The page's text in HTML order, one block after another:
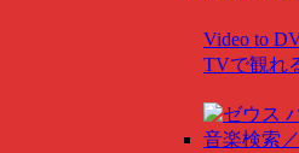
Video to
TVで観れ